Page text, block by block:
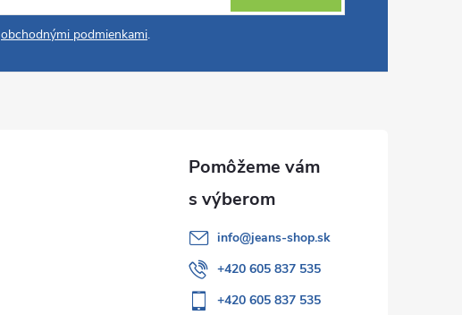
obchodnými podmienkami.
info@jeans-shop.sk
+420 605 837 535
+420 605 837 535